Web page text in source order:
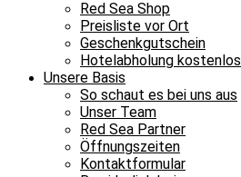
Red Sea Shop
Preisliste vor Ort
Geschenkgutschein
Hotelabholung kostenlos
Unsere Basis
So schaut es bei uns aus
Unser Team
Red Sea Partner
Öffnungszeiten
Kontaktformular